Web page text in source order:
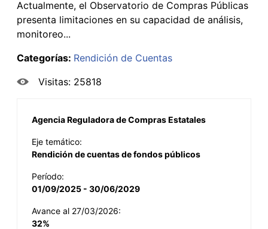
Actualmente, el Observatorio de Compras Públicas
presenta limitaciones en su capacidad de análisis,
monitoreo...
Categorías: Rendición de Cuentas
Visitas: 25818
Agencia Reguladora de Compras Estatales
Eje temático:
Rendición de cuentas de fondos públicos
Período:
01/09/2025 - 30/06/2029
Avance al 27/03/2026:
32%